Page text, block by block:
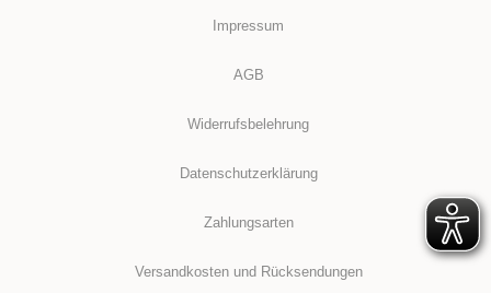
Impressum
AGB
Widerrufsbelehrung
Datenschutzerklärung
Zahlungsarten
Versandkosten und Rücksendungen